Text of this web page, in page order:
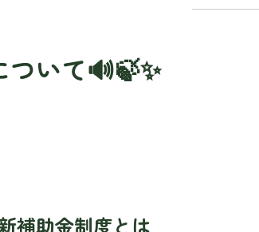
ついて🔊🍃✨
補助金制度とは